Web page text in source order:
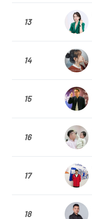
13
14
15
16
17
18